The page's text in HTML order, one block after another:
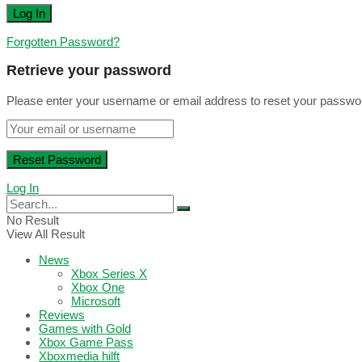
Forgotten Password?
Retrieve your password
Please enter your username or email address to reset your
Log In
No Result
View All Result
News
Xbox Series X
Xbox One
Microsoft
Reviews
Games with Gold
Xbox Game Pass
Xboxmedia hilft